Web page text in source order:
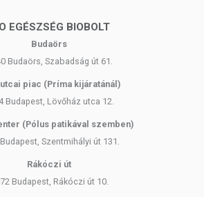
EGÉSZSÉG BIOBOLT
Budaörs
Budaörs, Szabadság út 61.
utcai piac (Príma kijáratánál)
Budapest, Lövőház utca 12.
(Pólus patikával szemben)
Szentmihályi út 131.
Rákóczi út
Budapest, Rákóczi út 10.